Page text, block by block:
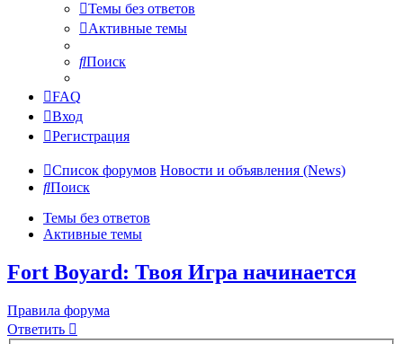
Темы без ответов
Активные темы
Поиск
FAQ
Вход
Регистрация
Список форумов Новости и объявления (News)
Поиск
Темы без ответов
Активные темы
Fort Boyard: Твоя Игра начинается
Правила форума
Ответить